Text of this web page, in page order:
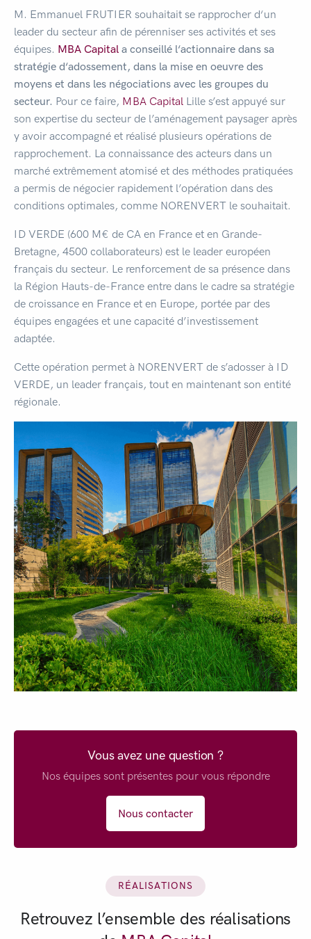
M. Emmanuel FRUTIER souhaitait se rapprocher d‘un
leader du secteur afin de pérenniser ses activités et ses
équipes. MBA Capital a conseillé l‘actionnaire dans sa
stratégie d‘adossement, dans la mise en oeuvre des
moyens et dans les négociations avec les groupes du
secteur. Pour ce faire, MBA Capital Lille s’est appuyé sur
son expertise du secteur de l’aménagement paysager après
y avoir accompagné et réalisé plusieurs opérations de
rapprochement. La connaissance des acteurs dans un
marché extrêmement atomisé et des méthodes pratiquées
a permis de négocier rapidement l’opération dans des
conditions optimales, comme NORENVERT le souhaitait.
ID VERDE (600 M€ de CA en France et en Grande-
Bretagne, 4500 collaborateurs) est le leader européen
français du secteur. Le renforcement de sa présence dans
la Région Hauts-de-France entre dans le cadre sa stratégie
de croissance en France et en Europe, portée par des
équipes engagées et une capacité d’investissement
adaptée.
Cette opération permet à NORENVERT de s’adosser à ID
VERDE, un leader français, tout en maintenant son entité
régionale.
Vous avez une question ?
Nos équipes sont présentes pour vous répondre
Nous contacter
RÉALISATIONS
Retrouvez l’ensemble des réalisations